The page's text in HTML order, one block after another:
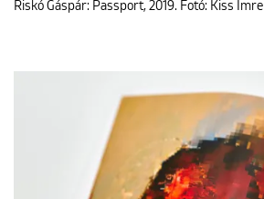
Riskó Gáspár: Passport, 2019. Fotó: Kiss Imre